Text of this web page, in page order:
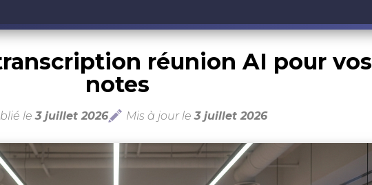
réunion AI pour vos
notes
le3 juillet 2026 Mis à jour le3 juillet 2026